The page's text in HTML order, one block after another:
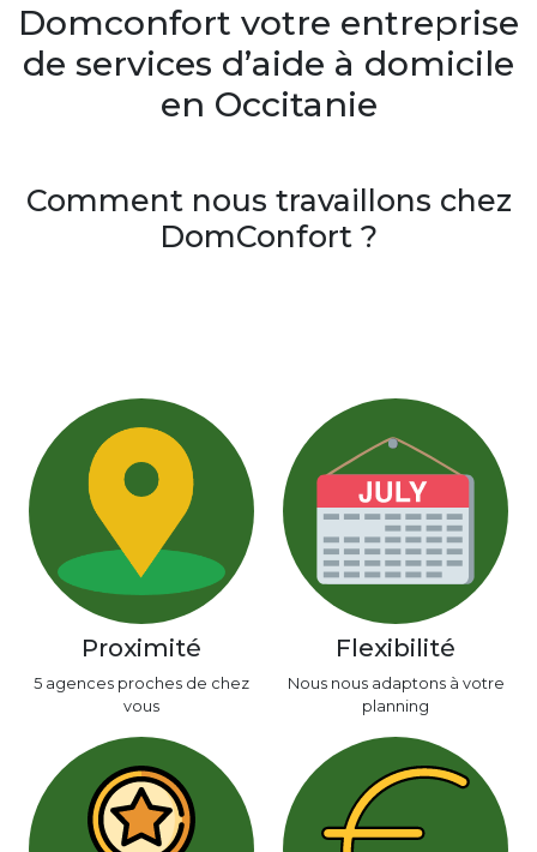
Domconfort votre entreprise
de services d’aide à domicile
en Occitanie
Comment nous travaillons chez
DomConfort ?
Proximité
5 agences proches de chez
vous
Flexibilité
Nous nous adaptons à votre
planning